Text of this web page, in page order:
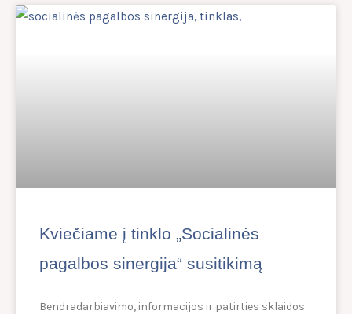
Kviečiame į tinklo „Socialinės
pagalbos sinergija“ susitikimą
Bendradarbiavimo, informacijos ir patirties sklaidos